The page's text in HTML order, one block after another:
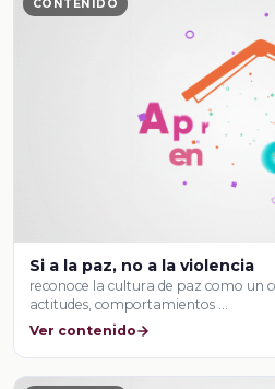
CONTENIDO
Si a la paz, no a la violencia
reconoce la cultura de paz como un
actitudes, comportamientos …
Ver contenido